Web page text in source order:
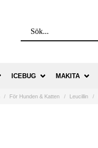
ICEBUG MAKITA
För Hunden & Katten Leucillin